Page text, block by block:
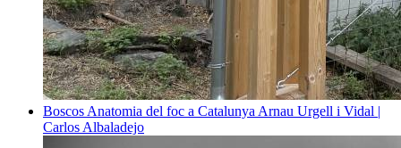
Boscos Anatomia del foc a Catalunya Arnau Urgell i Vidal |
Carlos Albaladejo